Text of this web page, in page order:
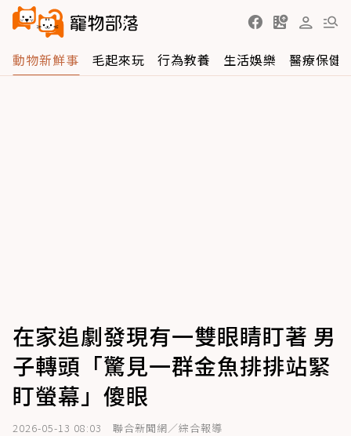
動物新鮮事 毛起來玩 行為教養 生活娛樂 醫療保健
在家追劇發現有一雙眼睛盯著 男
子轉頭「驚見一群金魚排排站緊
盯螢幕」傻眼
2026-05-13 08:03 聯合新聞網／綜合報導